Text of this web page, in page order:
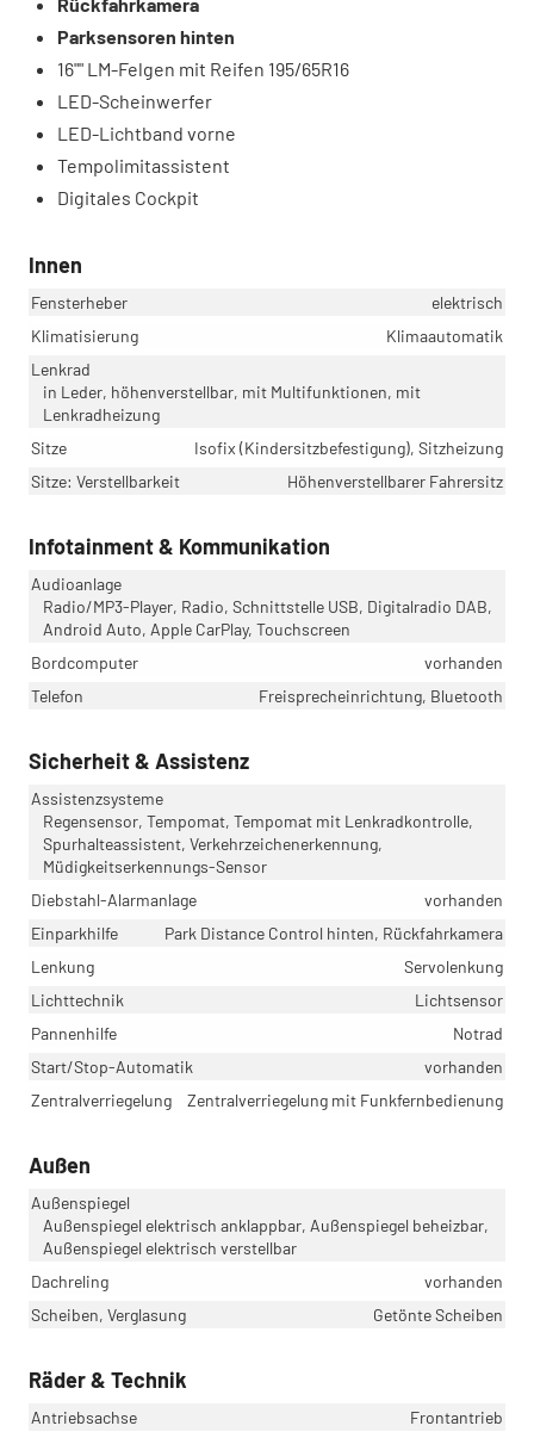
Parksensoren hinten
16"" LM-Felgen mit Reifen 195/65R16
LED-Scheinwerfer
LED-Lichtband vorne
Tempolimitassistent
Digitales Cockpit
Innen
Fensterheber
elektrisch
Klimatisierung
Klimaautomatik
Lenkrad
in Leder, höhenverstellbar, mit Multifunktionen, mit
Lenkradheizung
Sitze
Isofix (Kindersitzbefestigung), Sitzheizung
Sitze: Verstellbarkeit
Höhenverstellbarer Fahrersitz
Infotainment & Kommunikation
Audioanlage
Radio/MP3-Player, Radio, Schnittstelle USB, Digitalradio DAB,
Android Auto, Apple CarPlay, Touchscreen
Bordcomputer
vorhanden
Telefon
Freisprecheinrichtung, Bluetooth
Sicherheit & Assistenz
Assistenzsysteme
Regensensor, Tempomat, Tempomat mit Lenkradkontrolle,
Spurhalteassistent, Verkehrzeichenerkennung,
Müdigkeitserkennungs-Sensor
Diebstahl-Alarmanlage
vorhanden
Einparkhilfe
Park Distance Control hinten, Rückfahrkamera
Lenkung
Servolenkung
Lichttechnik
Lichtsensor
Pannenhilfe
Notrad
Start/Stop-Automatik
vorhanden
Zentralverriegelung
Zentralverriegelung mit Funkfernbedienung
Außen
Außenspiegel
Außenspiegel elektrisch anklappbar, Außenspiegel beheizbar,
Außenspiegel elektrisch verstellbar
Dachreling
vorhanden
Scheiben, Verglasung
Getönte Scheiben
Räder & Technik
Antriebsachse
Frontantrieb